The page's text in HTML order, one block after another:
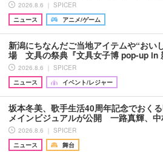
2026.8.6 ｜ SPICER
ニュース
アニメ/ゲーム
新潟にちなんだご当地アイテムや“おい
場 文具の祭典『文具女子博 pop-up in
2026.8.6 ｜ SPICER
ニュース
イベント/レジャー
坂本冬美、歌手生活40周年記念でおく
メインビジュアルが公開 一路真輝、中
2026.8.6 ｜ SPICER
ニュース
舞台